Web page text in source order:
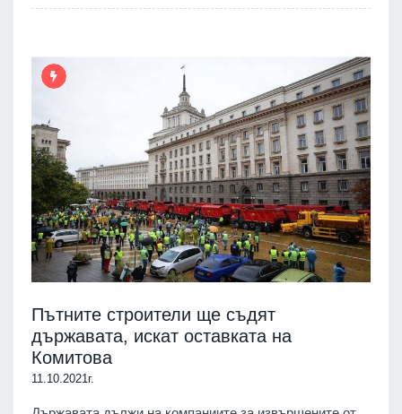
Пътните строители ще съдят
държавата, искат оставката на
Комитова
11.10.2021г.